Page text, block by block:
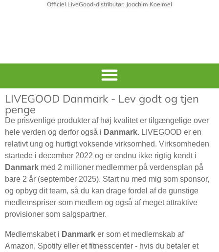
Officiel LiveGood-distributør: Joachim Koelmel
LIVEGOOD Danmark - Lev godt og tjen
penge
De prisvenlige produkter af høj kvalitet er tilgængelige over
hele verden og derfor også i Danmark. LIVEGOOD er en
relativt ung og hurtigt voksende virksomhed. Virksomheden
startede i december 2022 og er endnu ikke rigtig kendt i
Danmark med 2 millioner medlemmer på verdensplan på
bare 2 år (september 2025). Start nu med mig som sponsor,
og opbyg dit team, så du kan drage fordel af de gunstige
medlemspriser som medlem og også af meget attraktive
provisioner som salgspartner.
Medlemskabet i Danmark er som et medlemskab af
Amazon, Spotify eller et fitnesscenter - hvis du betaler et